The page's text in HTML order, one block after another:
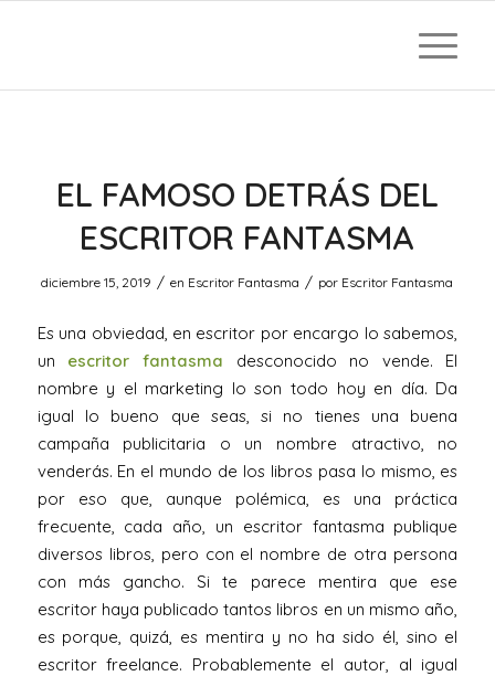
EL FAMOSO DETRÁS DEL
ESCRITOR FANTASMA
diciembre 15, 2019 / en Escritor Fantasma / por Escritor Fantasma
Es una obviedad, en escritor por encargo lo sabemos,
un escritor fantasma desconocido no vende. El
nombre y el marketing lo son todo hoy en día. Da
igual lo bueno que seas, si no tienes una buena
campaña publicitaria o un nombre atractivo, no
venderás. En el mundo de los libros pasa lo mismo, es
por eso que, aunque polémica, es una práctica
frecuente, cada año, un escritor fantasma publique
diversos libros, pero con el nombre de otra persona
con más gancho. Si te parece mentira que ese
escritor haya publicado tantos libros en un mismo año,
es porque, quizá, es mentira y no ha sido él, sino el
escritor freelance. Probablemente el autor, al igual